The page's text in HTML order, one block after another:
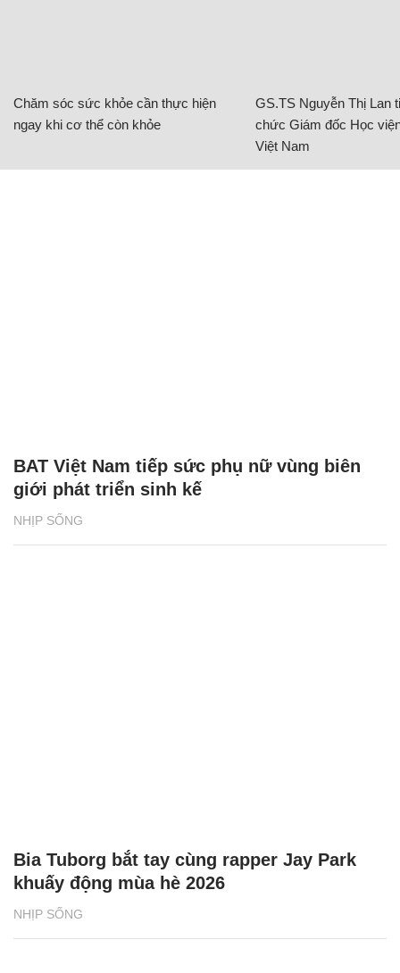
Chăm sóc sức khỏe cần thực hiện
ngay khi cơ thể còn khỏe
GS.TS Nguyễn Thị Lan
chức Giám đốc Học
Việt Nam
NHỊP SỐNG
BAT Việt Nam tiếp sức phụ nữ vùng biên
giới phát triển sinh kế
NHỊP SỐNG
Bia Tuborg bắt tay cùng rapper Jay Park
khuấy động mùa hè 2026